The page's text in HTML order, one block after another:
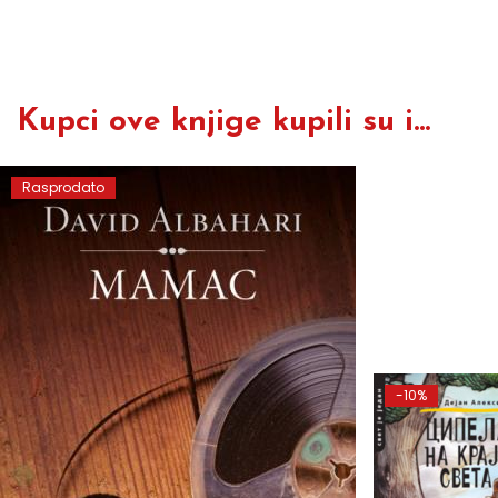
Kupci ove knjige kupili su i...
Rasprodato
-10%